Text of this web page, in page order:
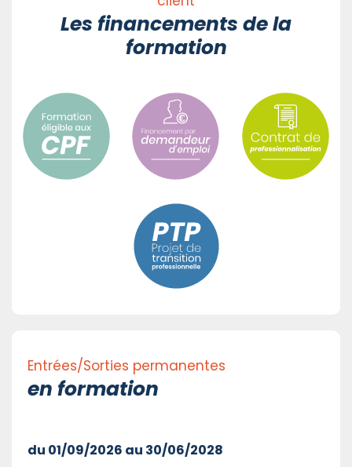
Les financements de la
formation
Entrées/Sorties permanentes
en formation
du 01/09/2026 au 30/06/2028